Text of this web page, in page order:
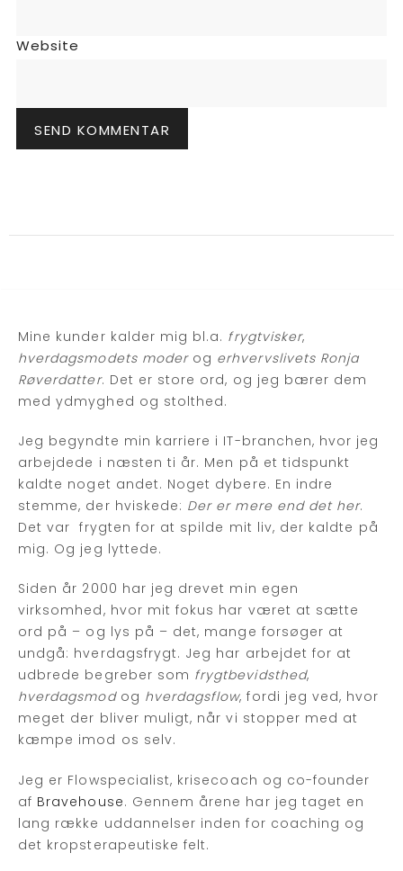
Website
Mine kunder kalder mig bl.a. frygtvisker,
hverdagsmodets moderog erhvervslivets Ronja
Røverdatter. Det er store ord, og jeg bærer dem
med ydmyghed og stolthed.
Jeg begyndte min karriere i IT-branchen, hvor jeg
arbejdede i næsten ti år. Men på et tidspunkt
kaldte noget andet. Noget dybere. En indre
stemme, der hviskede: Der er mere end det her.
Det var frygten for at spilde mit liv, der kaldte på
mig. Og jeg lyttede.
Siden år 2000 har jeg drevet min egen
virksomhed, hvor mit fokus har været at sætte
ord på – og lys på – det, mange forsøger at
undgå: hverdagsfrygt. Jeg har arbejdet for at
udbrede begreber som frygtbevidsthed,
hverdagsmodog hverdagsflow, fordi jeg ved, hvor
meget der bliver muligt, når vi stopper med at
kæmpe imod os selv.
Jeg er Flowspecialist, krisecoach og co-founder
af Bravehouse. Gennem årene har jeg taget en
lang række uddannelser inden for coaching og
det kropsterapeutiske felt.